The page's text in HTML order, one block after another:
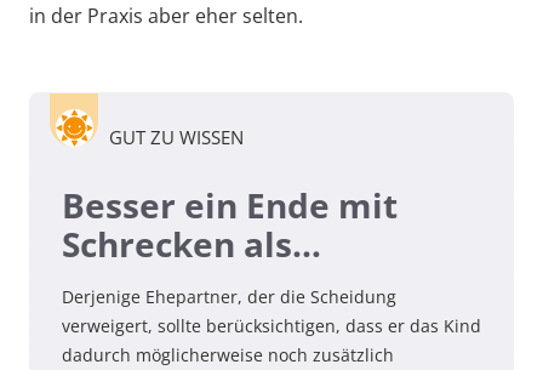
in der Praxis aber eher selten.
GUT ZU WISSEN
Besser ein Ende mit
Schrecken als…
Derjenige Ehepartner, der die Scheidung
verweigert, sollte berücksichtigen, dass er das Kind
dadurch möglicherweise noch zusätzlich